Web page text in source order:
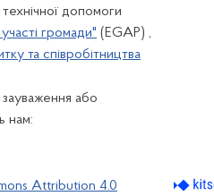
допомоги
громади" (EGAP) ,
та співробітництва
або
нам:
Attribution 4.0